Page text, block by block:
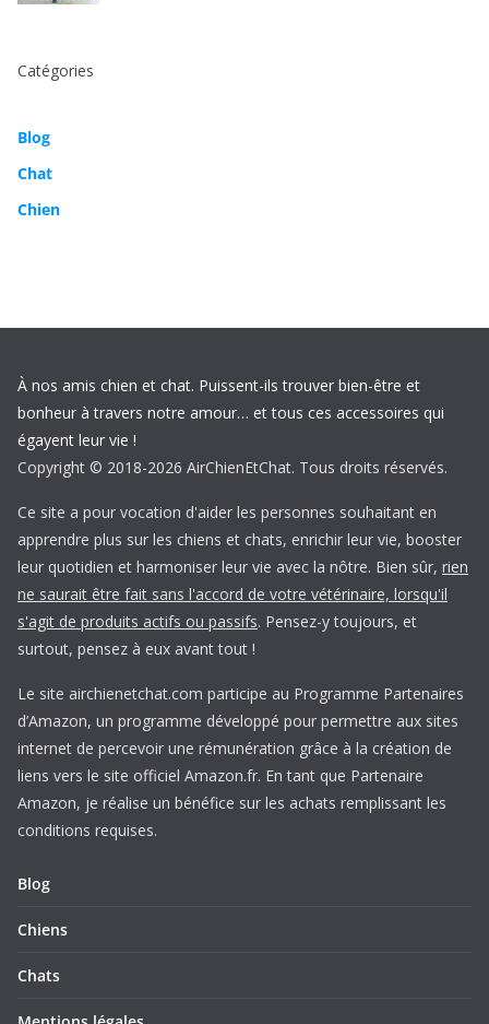
Catégories
Blog
Chat
Chien
À nos amis chien et chat. Puissent-ils trouver bien-être et
bonheur à travers notre amour… et tous ces accessoires qui
égayent leur vie !
Copyright © 2018-2026 AirChienEtChat. Tous droits réservés.
Ce site a pour vocation d'aider les personnes souhaitant en
apprendre plus sur les chiens et chats, enrichir leur vie, booster
leur quotidien et harmoniser leur vie avec la nôtre. Bien sûr, rien
ne saurait être fait sans l'accord de votre vétérinaire, lorsqu'il
s'agit de produits actifs ou passifs. Pensez-y toujours, et
surtout, pensez à eux avant tout !
Le site airchienetchat.com participe au Programme Partenaires
d’Amazon, un programme développé pour permettre aux sites
internet de percevoir une rémunération grâce à la création de
liens vers le site officiel Amazon.fr. En tant que Partenaire
Amazon, je réalise un bénéfice sur les achats remplissant les
conditions requises.
Blog
Chiens
Chats